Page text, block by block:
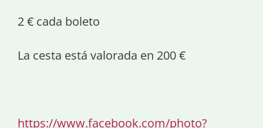
2 € cada boleto
La cesta está valorada en 200 €
https://www.facebook.com/photo?